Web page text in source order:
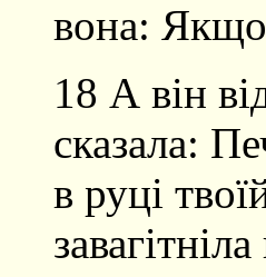
вона:
18 А він
сказала:
в руці